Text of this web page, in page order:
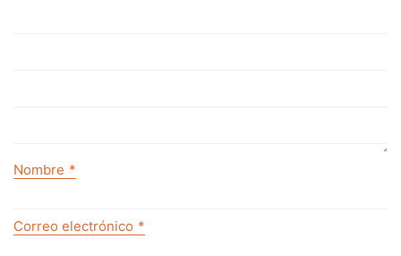
Nombre *
Correo electrónico *